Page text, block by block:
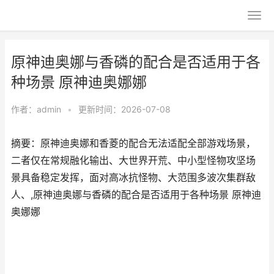
原神迪奥娜与香磷的配合是否适用于各
种场景 原神迪奥娜娜
作者： admin • 更新时间：2026-07-08
摘要：原神迪奥娜和香菱的配合无法适配全部游戏场景，
二者仅在常规融化输出、大世界开荒、中小型怪物攻坚场
景具备稳定发挥，面对高冰抗怪物、大范围多波次集群敌
人、,原神迪奥娜与香磷的配合是否适用于各种场景 原神迪
奥娜娜